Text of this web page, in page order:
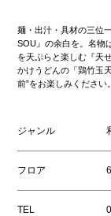
麺・出汁・具材の三位
SOU』の余白を。名物
を天ぷらと楽しむ『天
かけうどんの「鶏竹玉
前”をお楽しみください。
ジャンル
フロア
TEL